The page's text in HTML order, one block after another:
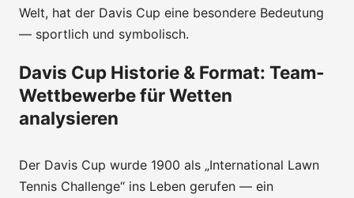
Welt, hat der Davis Cup eine besondere Bedeutung
— sportlich und symbolisch.
Davis Cup Historie & Format: Team-
Wettbewerbe für Wetten
analysieren
Der Davis Cup wurde 1900 als „International Lawn
Tennis Challenge“ ins Leben gerufen — ein